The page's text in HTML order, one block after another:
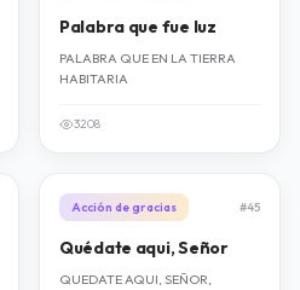
Palabra que fue luz
PALABRA QUE EN LA TIERRA
HABITARIA
3208
Acción de gracias #45
Quédate aqui, Señor
QUEDATE AQUI, SEÑOR,